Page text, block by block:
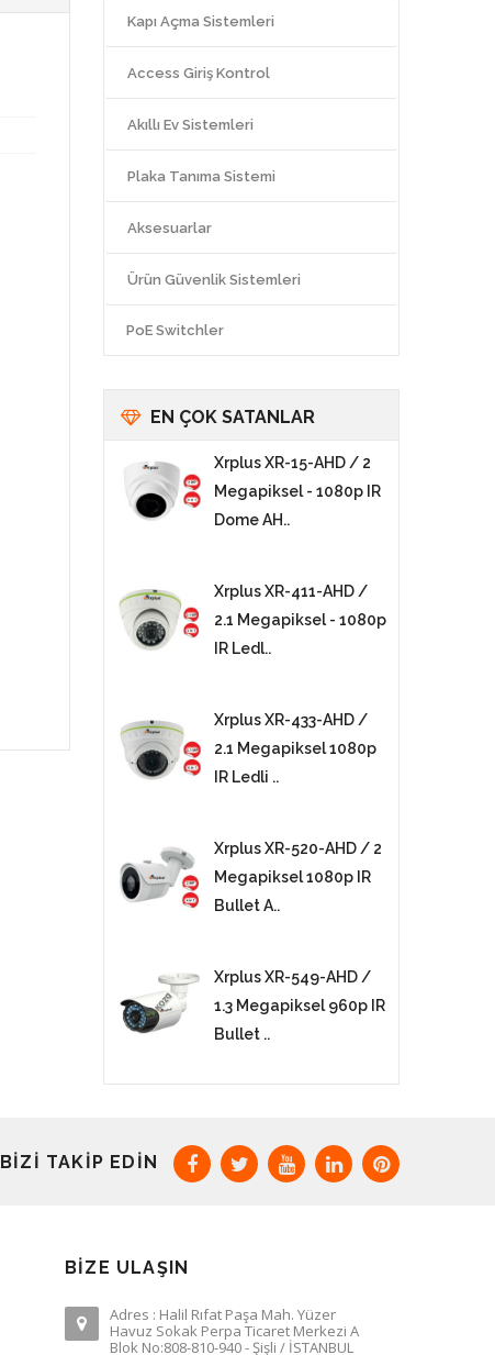
Kapı Açma Sistemleri
Access Giriş Kontrol
Akıllı Ev Sistemleri
Plaka Tanıma Sistemi
Aksesuarlar
Ürün Güvenlik Sistemleri
PoE Switchler
EN ÇOK SATANLAR
Xrplus XR-15-AHD / 2
Megapiksel - 1080p IR
Dome AH..
Xrplus XR-411-AHD /
2.1 Megapiksel - 1080p
IR Ledl..
Xrplus XR-433-AHD /
2.1 Megapiksel 1080p
IR Ledli ..
Xrplus XR-520-AHD / 2
Megapiksel 1080p IR
Bullet A..
Xrplus XR-549-AHD /
1.3 Megapiksel 960p IR
Bullet ..
BIZI TAKIP EDIN
BIZE ULAŞIN
Adres : Halil Rıfat Paşa Mah. Yüzer
Havuz Sokak Perpa Ticaret Merkezi A
Blok No:808-810-940 - Şişli / İSTANBUL